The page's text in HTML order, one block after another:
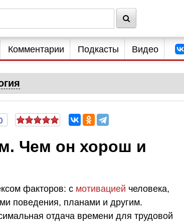
Комментарии Подкасты Видео
Чем он хорош и
факторов: с мотивацией человека,
поведения, планами и другим.
отдача времени для трудовой